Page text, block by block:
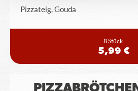
Pizzateig, Gouda
8 Stück
5,99 €